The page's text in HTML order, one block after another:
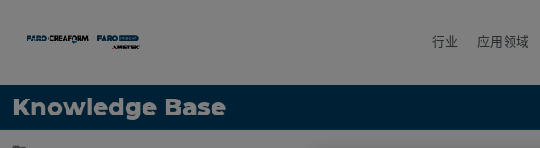
行业 应用领域
Knowledge Base
语言